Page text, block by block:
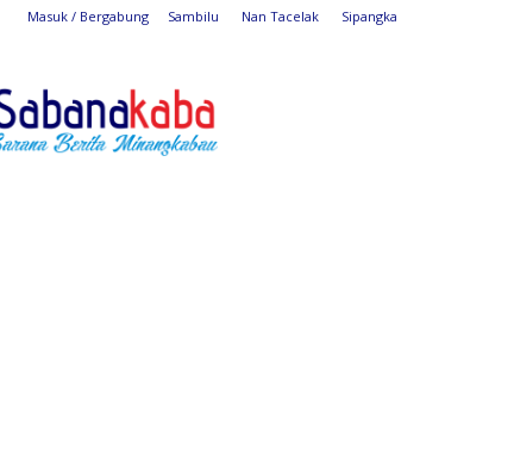
Masuk / Bergabung Sambilu Nan Tacelak Sipangka